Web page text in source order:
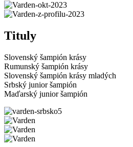
Tituly
Slovenský šampión krásy
Rumunský šampión krásy
Slovenský šampión krásy mladých
Srbský junior šampión
Maďarský junior šampión